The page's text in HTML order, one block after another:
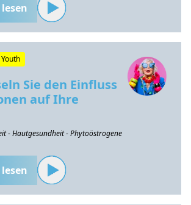
lesen
Sie den Einfluss
auf Ihre
- Hautgesundheit - Phytoöstrogene
lesen